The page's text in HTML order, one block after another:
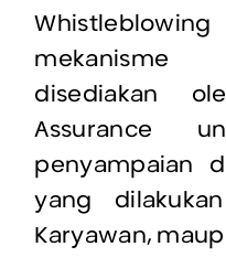
mekanisme
disediakan
Assurance
penyampaian
yang
Karyawan,